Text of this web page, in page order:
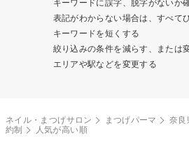
キーワードに誤字、脱字がないか
表記がわからない場合は、すべて
キーワードを短くする
絞り込みの条件を減らす、または
エリアや駅などを変更する
ネイル・まつげサロン まつげパーマ 奈良
約制
人気が高い順